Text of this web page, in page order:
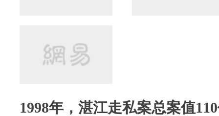
1998年，湛江走私案总案值